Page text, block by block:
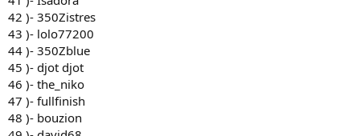
42 )- 350Zistres
43 )- lolo77200
44 )- 350Zblue
45 )- djot djot
46 )- the_niko
47 )- fullfinish
48 )- bouzion